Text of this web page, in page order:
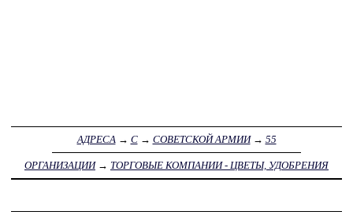
АДРЕСА→ С→ СОВЕТСКОЙ АРМИИ→ 55
ОРГАНИЗАЦИИ→ ТОРГОВЫЕ КОМПАНИИ - ЦВЕТЫ, УДОБРЕНИЯ